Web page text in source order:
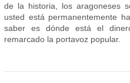
de la historia, los aragoneses
usted está permanentemente
saber es dónde está el
remarcado la portavoz popular.